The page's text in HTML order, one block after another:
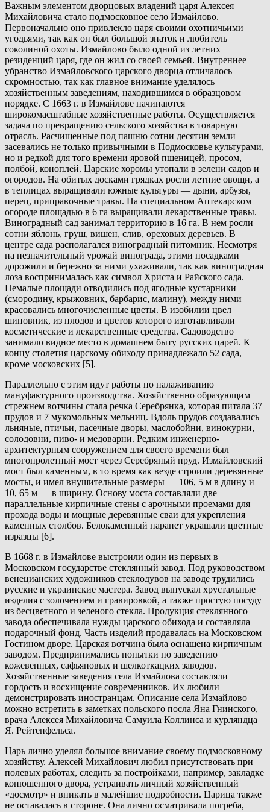
Важным элементом дворцовых владений царя Алексея
Михайловича стало подмосковное село Измайлово.
Первоначально оно привлекло царя своими охотничьими
угодьями, так как он был большой знаток и любитель
соколиной охоты. Измайлово было одной из летних
резиденций царя, где он жил со своей семьей. Внутреннее
убранство Измайловского царского дворца отличалось
скромностью, так как главное внимание уделялось
хозяйственным заведениям, находившимся в образцовом
порядке. С 1663 г. в Измайлове начинаются
широкомасштабные хозяйственные работы. Осуществляется
задача по превращению сельского хозяйства в товарную
отрасль. Расчищенные под пашню сотни десятин земли
засевались не только привычными в Подмосковье культурами,
но и редкой для того времени яровой пшеницей, просом,
полбой, коноплей. Царские хоромы утопали в зелени садов и
огородов. На обитых досками грядках росли летние овощи, а
в теплицах выращивали южные культуры — дыни, арбузы,
перец, приправочные травы. На специальном Аптекарском
огороде площадью в 6 га выращивали лекарственные травы.
Виноградный сад занимал территорию в 16 га. В нем росли
сотни яблонь, груш, вишен, слив, ореховых деревьев. В
центре сада располагался виноградный питомник. Несмотря
на незначительный урожай винограда, этими посадками
дорожили и бережно за ними ухаживали, так как виноградная
лоза воспринималась как символ Христа и Райского сада.
Немалые площади отводились под ягодные кустарники
(смородину, крыжовник, барбарис, малину), между ними
красовались многочисленные цветы. В изобилии цвел
шиповник, из плодов и цветов которого изготавливали
косметические и лекарственные средства. Садоводство
занимало видное место в домашнем быту русских царей. К
концу столетия царскому обиходу принадлежало 52 сада,
кроме московских [5].
Параллельно с этим идут работы по налаживанию
мануфактурного производства. Хозяйственно образующим
стрежнем вотчины стала речка Серебрянка, которая питала 37
прудов и 7 мукомольных мельниц. Вдоль прудов создавались
льняные, птичьи, пасечные дворы, маслобойни, винокурни,
солодовни, пиво- и медоварни. Редким инженерно-
архитектурным сооружением для своего времени был
многопролетный мост через Серебряный пруд. Измайловский
мост был каменным, в то время как везде строили деревянные
мосты, и имел внушительные размеры — 106, 5 м в длину и
10, 65 м — в ширину. Основу моста составляли две
параллельные кирпичные стены с арочными проемами для
прохода воды и мощные деревянные сваи для укрепления
каменных столбов. Белокаменный парапет украшали цветные
изразцы [6].
В 1668 г. в Измайлове выстроили один из первых в
Московском государстве стеклянный завод. Под руководством
венецианских художников стеклодувов на заводе трудились
русские и украинские мастера. Завод выпускал хрустальные
изделия с золочением и гравировкой, а также простую посуду
из бесцветного и зеленого стекла. Продукция стеклянного
завода обеспечивала нужды царского обихода и составляла
подарочный фонд. Часть изделий продавалась на Московском
Гостином дворе. Царская вотчина была оснащена кирпичным
заводом. Предпринимались попытки по заведению
кожевенных, сафьяновых и шелкоткацких заводов.
Хозяйственные заведения села Измайлова составляли
гордость и восхищение современников. Их любили
демонстрировать иностранцам. Описание села Измайлово
можно встретить в заметках польского посла Яна Гнинского,
врача Алексея Михайловича Самуила Коллинса и курляндца
Я. Рейтенфельса.
Царь лично уделял большое внимание своему подмосковному
хозяйству. Алексей Михайлович любил присутствовать при
полевых работах, следить за постройками, например, закладке
конюшенного двора, устраивать личный хозяйственный
«досмотр» и вникать в малейшие подробности. Царица также
не оставалась в стороне. Она лично осматривала погреба,